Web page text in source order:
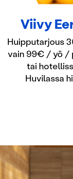
Viivy
Huipputarjous
vain 99€ / yö /
tai
Huvilassa